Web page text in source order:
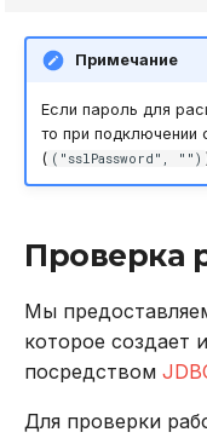
Примечание
Если пароль для
то при подключении
( ("sslPassword", "")
Проверка
Мы
которое создает
посредством
Для проверки